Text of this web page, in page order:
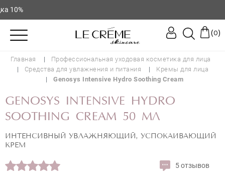
(0)
Главная
Профессиональная уходовая косметика для лица
Средства для увлажнения и питания
Кремы для лица
Genosys Intensive Hydro Soothing Cream
GENOSYS INTENSIVE HYDRO
SOOTHING CREAM 50 МЛ
ИНТЕНСИВНЫЙ УВЛАЖНЯЮЩИЙ, УСПОКАИВАЮЩИЙ
КРЕМ
5 отзывов